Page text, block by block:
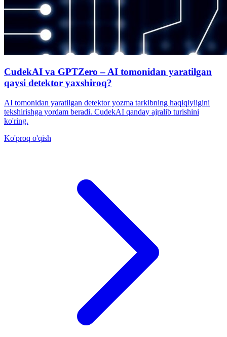
CudekAI va GPTZero – AI tomonidan yaratilgan
qaysi detektor yaxshiroq?
AI tomonidan yaratilgan detektor yozma tarkibning haqiqiyligini
tekshirishga yordam beradi. CudekAI qanday ajralib turishini
ko'ring.
Ko'proq o'qish